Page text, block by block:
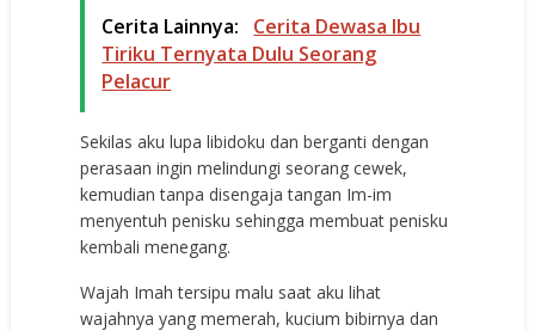
Cerita Lainnya:
Cerita Dewasa Ibu
Tiriku Ternyata Dulu Seorang
Pelacur
Sekilas aku lupa libidoku dan berganti dengan
perasaan ingin melindungi seorang cewek,
kemudian tanpa disengaja tangan Im-im
menyentuh penisku sehingga membuat penisku
kembali menegang.
Wajah Imah tersipu malu saat aku lihat
wajahnya yang memerah, kucium bibirnya dan